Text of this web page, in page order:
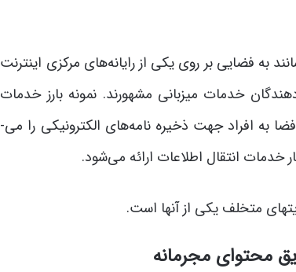
به فضایی بر روی یکی از رایانه‌­های مرکزی اینترنت
خدمات میزبانی مشهورند. نمونه بارز خدمات
میزبانی، ارائه­‌ فضا جهت ذخیره‌­­ اطلاعات سایتها می باشد. هم­چنین ارائه‌­ فضا به افراد جهت ذخیره‌­ نامه‌­های الکترونیکی را می‌­
انتقال اطلاعات ارائه می‌­شود.
متخلف یکی از آنها است.
محتوای مجرمانه